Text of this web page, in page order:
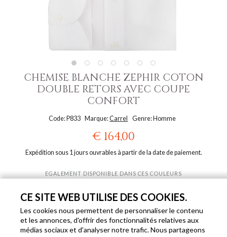
CE SITE WEB UTILISE DES COOKIES.
Les cookies nous permettent de personnaliser le contenu
et les annonces, d'offrir des fonctionnalités relatives aux
médias sociaux et d'analyser notre trafic. Nous partageons
CHEMISE BLANCHE ZEPHIR COTON
DOUBLE RETORS AVEC COUPE
CONFORT
Code: P833 Marque:Carrel Genre: Homme
€ 164,00
Expédition sous 1 jours ouvrables à partir de la date de paiement.
EGALEMENT DISPONIBLE DANS CES COULEURS